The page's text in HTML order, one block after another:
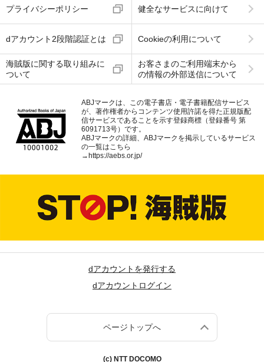
プライバシーポリシー 健全なサービスに向けて
dアカウント2段階認証とは Cookieの利用について
海賊版に関する取り組みに
ついて
お客さまのご利用端末から
の情報の外部送信について
ABJマークは、この電子書店・電子書籍配信サービス
が、著作権者からコンテンツ使用許諾を得た正規版配
信サービスであることを示す登録商標（登録番号 第
6091713号）です。
ABJマークの詳細、ABJマークを掲示しているサービス
の一覧はこちら
→ https://aebs.or.jp/
dアカウントを発行する
dアカウントログイン
ページトップへ
(c) NTT DOCOMO